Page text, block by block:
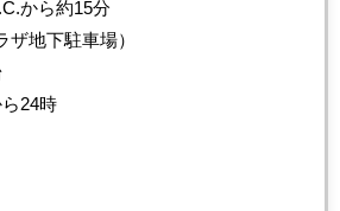
から約15分
ザ地下駐車場）
24時